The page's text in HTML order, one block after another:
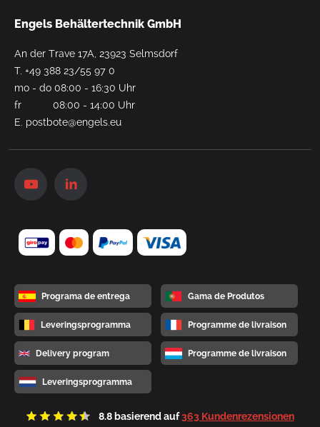
Engels Behältertechnik GmbH
An der Trave 17A, 23923 Selmsdorf
T. +49 388 23/55 97 0
mo - do 08:00 - 16:30 Uhr
fr 08:00 - 14:00 Uhr
E. postbote@engels.eu
Programa de entrega Gama de Produtos
Leveringsprogramma Programme de livraison
Delivery program Programme de livraison
Leveringsprogramma
8.8 basierend auf 363 Kundenrezensionen